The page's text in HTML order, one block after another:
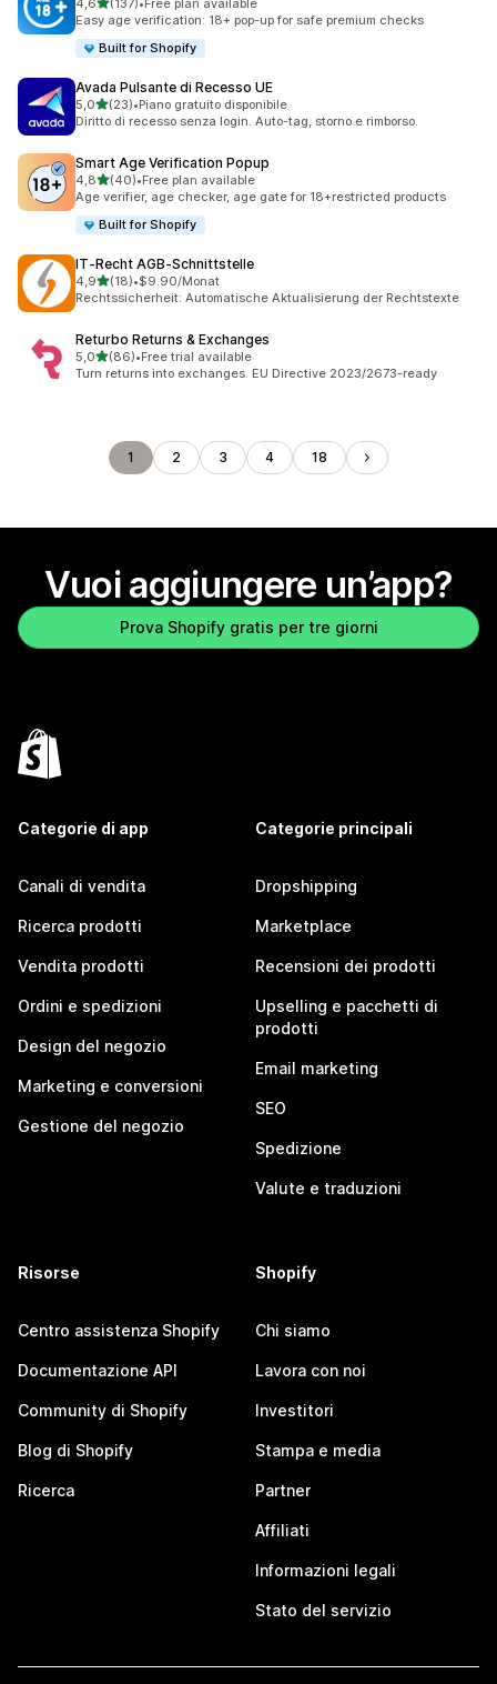
4,6 (137)
137 recensioni totali
•Free plan available
Easy age verification: 18+ pop-up for safe premium checks
Built for Shopify
Avada Pulsante di Recesso UE
5,0stelle su 5
(23)
23 recensioni totali
•Piano gratuito disponibile
Diritto di recesso senza login. Auto-tag, storno e rimborso.
Smart Age Verification Popup
4,8stelle su 5
(40)
40 recensioni totali
•Free plan available
Age verifier, age checker, age gate for 18+restricted products
Built for Shopify
IT‑Recht AGB‑Schnittstelle
4,9stelle su 5
(18)
18 recensioni totali
•$9.90/Monat
Rechtssicherheit: Automatische Aktualisierung der Rechtstexte
Returbo Returns & Exchanges
5,0stelle su 5
(86)
86 recensioni totali
•Free trial available
Turn returns into exchanges. EU Directive 2023/2673-ready
1 2 3 4 18
Vuoi aggiungere un’app?
Prova Shopify gratis per tre giorni
Categorie di app
Canali di vendita
Ricerca prodotti
Vendita prodotti
Ordini e spedizioni
Design del negozio
Marketing e conversioni
Gestione del negozio
Categorie principali
Dropshipping
Marketplace
Recensioni dei prodotti
Upselling e pacchetti di
prodotti
Email marketing
SEO
Spedizione
Valute e traduzioni
Risorse
Centro assistenza Shopify
Documentazione API
Community di Shopify
Blog di Shopify
Ricerca
Shopify
Chi siamo
Lavora con noi
Investitori
Stampa e media
Partner
Affiliati
Informazioni legali
Stato del servizio